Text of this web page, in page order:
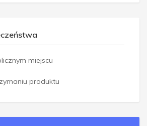
miejscu
produktu